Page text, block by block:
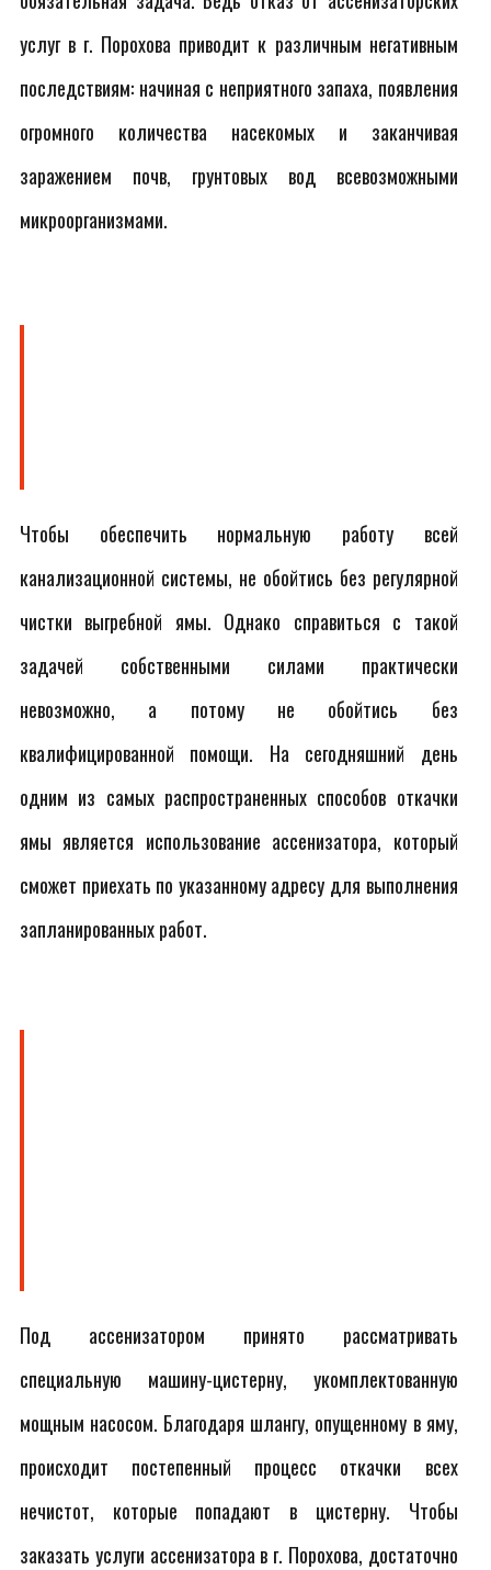
услуг в г. Порохова приводит к различным негативным
последствиям: начиная с неприятного запаха, появления
огромного количества насекомых и заканчивая
заражением почв, грунтовых вод всевозможными
микроорганизмами.
Чтобы обеспечить нормальную работу всей
канализационной системы, не обойтись без регулярной
чистки выгребной ямы. Однако справиться с такой
задачей собственными силами практически
невозможно, а потому не обойтись без
квалифицированной помощи. На сегодняшний день
одним из самых распространенных способов откачки
ямы является использование ассенизатора, который
сможет приехать по указанному адресу для выполнения
запланированных работ.
Под ассенизатором принято рассматривать
специальную машину-цистерну, укомплектованную
мощным насосом. Благодаря шлангу, опущенному в яму,
происходит постепенный процесс откачки всех
нечистот, которые попадают в цистерну. Чтобы
заказать услуги ассенизатора в г. Порохова, достаточно